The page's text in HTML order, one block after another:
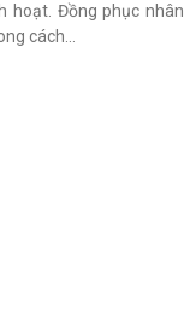
hoạt. Đồng phục nhân
cách...